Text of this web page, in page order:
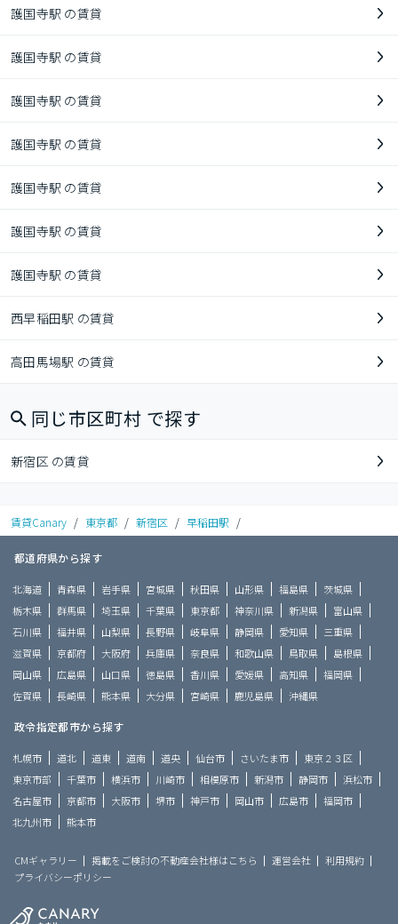
護国寺駅 の賃貸
護国寺駅 の賃貸
護国寺駅 の賃貸
護国寺駅 の賃貸
護国寺駅 の賃貸
護国寺駅 の賃貸
護国寺駅 の賃貸
西早稲田駅 の賃貸
高田馬場駅 の賃貸
同じ市区町村 で探す
新宿区 の賃貸
賃貸Canary / 東京都 / 新宿区 / 早稲田駅 /
都道府県から探す
北海道 青森県 岩手県 宮城県 秋田県 山形県 福島県
茨城県
栃木県
群馬県 埼玉県 千葉県 東京都 神奈川県 新潟県
富山県
石川県
福井県 山梨県 長野県 岐阜県 静岡県 愛知県
三重県
滋賀県
京都府 大阪府 兵庫県 奈良県 和歌山県 鳥取県
島根県
岡山県
広島県 山口県 徳島県 香川県 愛媛県 高知県
福岡県
佐賀県
長崎県 熊本県 大分県 宮崎県 鹿児島県 沖縄県
政令指定都市から探す
札幌市 道北 道東 道南 道央 仙台市 さいたま市
東京２３区
東京市部
千葉市 横浜市 川崎市 相模原市 新潟市 静岡市
浜松市
名古屋市
京都市 大阪市 堺市 神戸市 岡山市 広島市
福岡市
北九州市
熊本市
CMギャラリー 掲載をご検討の不動産会社様はこちら 運営会社
利用規約
プライバシーポリシー